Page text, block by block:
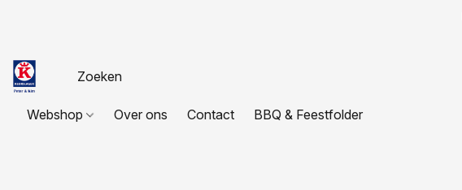
Webshop Over ons Contact BBQ & Feestfolder